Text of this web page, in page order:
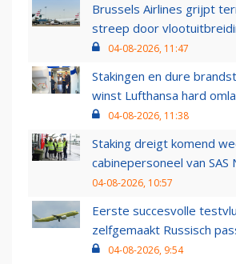
Brussels Airlines grijpt
streep door
04-08-2026, 11:47
Stakingen en dure
winst Lufthansa hard
04-08-2026, 11:38
Staking dreigt komend
cabinepersoneel van SAS
04-08-2026, 10:57
Eerste succesvolle
zelfgemaakt Russisch
04-08-2026, 9:54